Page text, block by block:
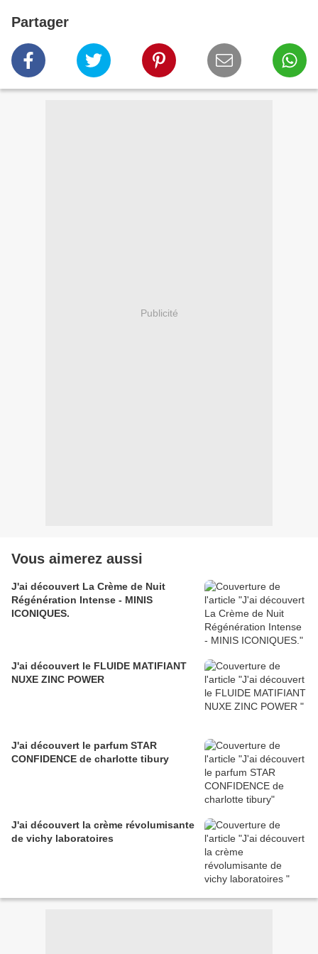
Partager
Publicité
Vous aimerez aussi
J'ai découvert La Crème de Nuit
Régénération Intense - MINIS
ICONIQUES.
J'ai découvert le FLUIDE MATIFIANT
NUXE ZINC POWER
J'ai découvert le parfum STAR
CONFIDENCE de charlotte tibury
J'ai découvert la crème révolumisante
de vichy laboratoires